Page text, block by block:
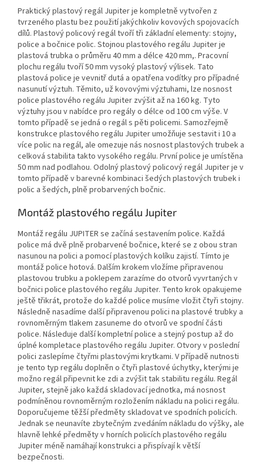
Praktický plastový regál Jupiter je kompletně vytvořen z
tvrzeného plastu bez použití jakýchkoliv kovových spojovacích
dílů. Plastový policový regál tvoří tři základní elementy: stojny,
police a bočnice polic. Stojnou plastového regálu Jupiter je
plastová trubka o průměru 40 mm a délce 420 mm,. Pracovní
plochu regálu tvoří 50 mm vysoký plastový výlisek. Tato
plastová police je vevnitř dutá a opatřena vodítky pro případné
nasunutí výztuh. Těmito, už kovovými výztuhami, lze nosnost
police plastového regálu Jupiter zvýšit až na 160 kg. Tyto
výztuhy jsou v nabídce pro regály o délce od 100 cm výše. V
tomto případě se jedná o regál s pěti policemi. Samozřejmě
konstrukce plastového regálu Jupiter umožňuje sestavit i 10 a
více polic na regál, ale omezuje nás nosnost plastových trubek a
celková stabilita takto vysokého regálu. První police je umístěna
50 mm nad podlahou. Odolný plastový policový regál Jupiter je v
tomto případě v barevné kombinaci šedých plastových trubek i
polic a šedých, plně probarvených bočnic.
Montáž plastového regálu Jupiter
Montáž regálu JUPITER se začíná sestavením police. Každá
police má dvě plně probarvené bočnice, které se z obou stran
nasunou na polici a pomocí plastových kolíku zajistí. Tímto je
montáž police hotová. Dalším krokem vložíme připravenou
plastovou trubku a poklepem zarazíme do otvorů vyvrtaných v
bočnici police plastového regálu Jupiter. Tento krok opakujeme
ještě třikrát, protože do každé police musíme vložit čtyři stojny.
Následně nasadíme další připravenou polici na plastové trubky a
rovnoměrným tlakem zasuneme do otvorů ve spodní části
police. Následuje další kompletní police a stejný postup až do
úplné kompletace plastového regálu Jupiter. Otvory v poslední
polici zaslepíme čtyřmi plastovými krytkami. V případě nutnosti
je tento typ regálu doplněn o čtyři plastové úchytky, kterými je
možno regál připevnit ke zdi a zvýšit tak stabilitu regálu. Regál
Jupiter, stejně jako každá skladovací jednotka, má nosnost
podmíněnou rovnoměrným rozložením nákladu na polici regálu.
Doporučujeme těžší předměty skladovat ve spodních policích.
Jednak se neunavíte zbytečným zvedáním nákladu do výšky, ale
hlavně lehké předměty v horních policích plastového regálu
Jupiter méně namáhají konstrukci a přispívají k větší
bezpečnosti.